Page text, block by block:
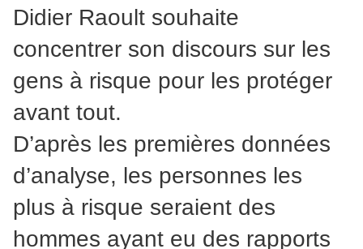
Didier Raoult souhaite
concentrer son discours sur les
gens à risque pour les protéger
avant tout.
D’après les premières données
d’analyse, les personnes les
plus à risque seraient des
hommes ayant eu des rapports